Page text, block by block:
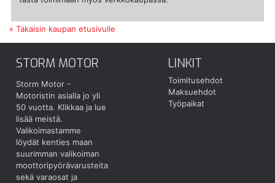
« Takaisin kaupan etusivulle
STORM MOTOR
Storm Motor -
Motoristin asialla jo yli
50 vuotta. Klikkaa ja lue
lisää meistä.
Valikoimastamme
löydät kenties maan
suurimman valikoiman
moottoripyörävarusteita
sekä varaosat ja
LINKIT
Toimitusehdot
Maksuehdot
Työpaikat